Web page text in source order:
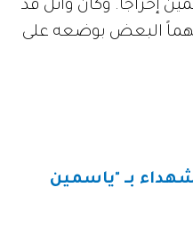
إخراجاً. وكان وائل قد
البعض بوضعه على
بـ "ياسمين